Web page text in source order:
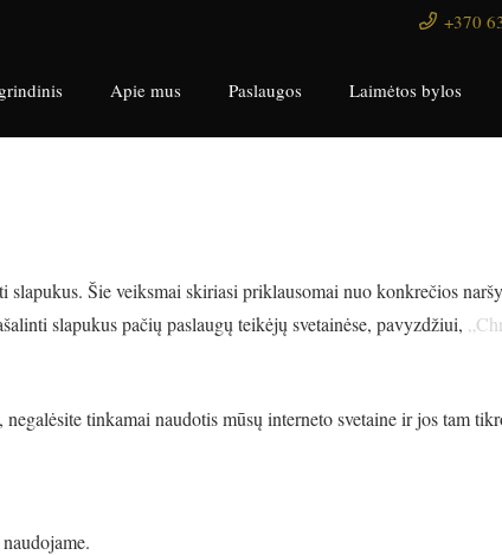
+370
Apie mus Paslaugos Laimėtos bylos
Šie veiksmai skiriasi priklausomai nuo konkrečios
slapukus pačių paslaugų teikėjų svetainėse, pavyzdžiui,
tinkamai naudotis mūsų interneto svetaine ir jos tam